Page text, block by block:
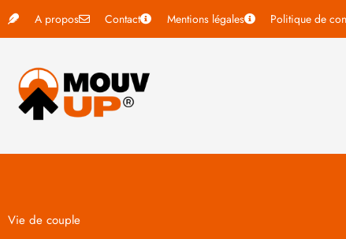
A propos Contact Mentions légales Politique de
Vie de couple